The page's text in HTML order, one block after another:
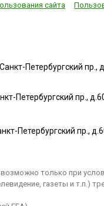
сайта
Петербургский пр.,
Петербургский пр.,
Петербургский пр.,
только при
газеты и т.п.)